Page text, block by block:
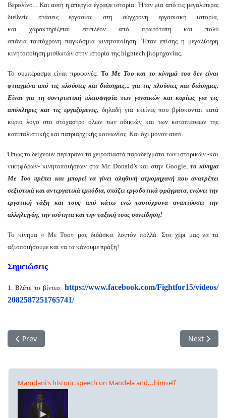
Βερολίνο... Και αυτή η απεργία έγραψε ιστορία: Ήταν μία από τις μεγαλύτερες
διεθνείς στάσεις εργασίας στη σύγχρονη εργασιακή ιστορία,
και χαρακτηρίζεται επιπλέον από πρωτότυπη και πολύ
σπάνια ταυτόχρονη παγκόσμιακινητοποίηση. Ήταν επίσης η μεγαλύτερη
κινητοποίηση μισθωτών στην ιστορία της hightech βιομηχανίας.
Το συμπέρασμα είναι προφανές: Το Me Too και το κίνημά του δεν είναι
φτιαγμένα από τις πλούσιες και διάσημες... για τις πλούσιες και διάσημες.
Είναι για τη συντριπτική πλειοψηφία των γυναικών και κυρίως για τις
απόκληρες και τις εργαζόμενες, δηλαδή για εκείνες που βρίσκονται κατά
κύριο λόγο στο στόχαστρο όλων των αδικιών και των καταπιέσεων της
καπιταλιστικής και πατριαρχικής κοινωνίας. Και όχι μόνον αυτό.
Όπως το δείχνουν περίτρανα τα χειροπιαστά παραδείγματα των ιστορικών -και
νικηφόρων- κινητοποιήσεων στα Mc Donald’s και στην Google,το κίνημα
Me Too πρέπει και μπορεί να γίνει αληθινή ατμομηχανή που ανατρέπει
σεξιστικά και αντεργατικά εμπόδια, σπάζει εργοδοτικά φράγματα, ενώνει την
εργατική τάξη και τους από κάτω ενώ ταυτόχρονα αναπτύσσει την
αλληλεγγύη, την ισότητα και την ταξική τους συνείδηση!
Το κίνημα « Με Τοο» μας διδάσκει λοιπόν πολλά. Στο χέρι μας να τα
αξιοποιήσουμε και να τα κάνουμε πράξη!
Σημειώσεις
1. Βλέπε το βίντεο: https://www.facebook.com/Fightfor15/videos/
2082587251765741/
Previous article: Εξαιρετικά αφιερωμένο (ξέρουν αυτοί...)
Prev Next
Next
Mamdani's historic speech on Mandela and...himself